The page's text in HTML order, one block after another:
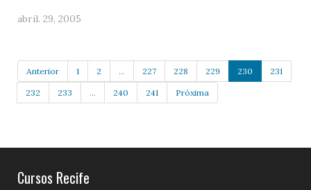
abril. 29, 2005
Anterior 1 2 ... 227 228 229 230 231
232 233 ... 240 241 Próxima
Cursos Recife